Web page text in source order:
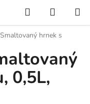
Hledat
KOŠÍK
hrnek s
0,5L,